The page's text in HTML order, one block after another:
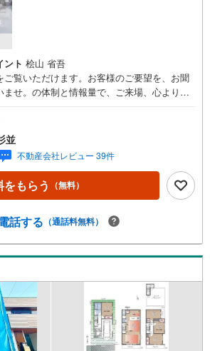
ント 桧山 省吾
ご覧いただけます。お客様のご要望を、お聞
ませ。の体制と情報量で、ご来場、心よりお
ー」のご提案。・ 未来に起こるであろうご
をオンライン上でご提案「ミラカレクラ
産売却時、ご自宅を綺麗にかつ瀟洒にさせる
ステイジングサービス。・ 購入者様へ、税
定申告の無料セミナーをご招待いたします。
して◆日時のご希望をお伝えください。（も
）の手配が必要な場合がございますのでご容
なりますのでお手数ですがご一報ください。
は◆弊社へのご来社、お客様宅へのお迎
待ち合わせ、物件周辺のコンビニ等でお待
、ご希望をお伝えください。ご希望条件をお
ら、ご見学希望物件以外の資料も用意して
ろん他の物件も併せてご案内させていただ
並
不動産会社レビュー 39件
をもらう （無料）
話する （通話料無料）